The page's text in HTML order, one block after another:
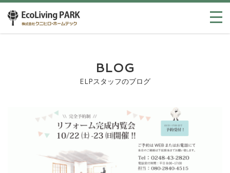
BLOG
ELPスタッフのブログ